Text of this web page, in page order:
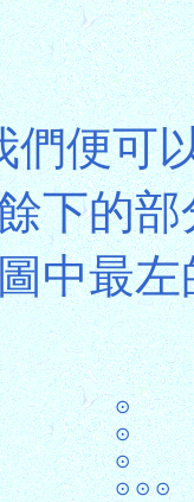
們便可
下的
中最
⊙
⊙
⊙
⊙ ⊙ ⊙